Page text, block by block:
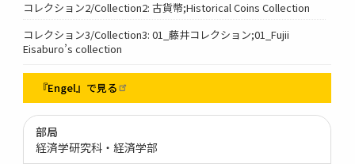
コレクション2/Collection2: 古貨幣;Historical Coins Collection
コレクション3/Collection3: 01_藤井コレクション;01_Fujii
Eisaburo’s collection
『Engel』で見る
部局
経済学研究科・経済学部